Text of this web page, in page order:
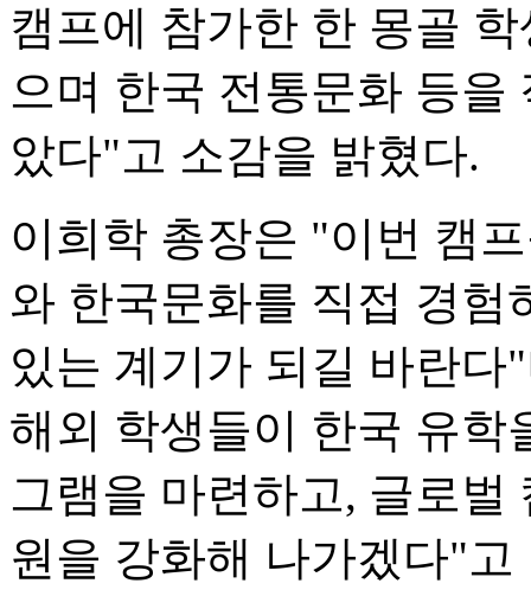
캠프에 참가한 한 몽골
으며 한국 전통문화 등을
았다"고 소감을 밝혔다.
이희학 총장은 "이번 캠
와 한국문화를 직접 경험
있는 계기가 되길 바란
해외 학생들이 한국 유학
그램을 마련하고, 글로벌
원을 강화해 나가겠다"고